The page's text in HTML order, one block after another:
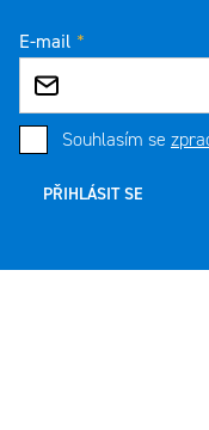
E-mail
Souhlasím se
PŘIHLÁSIT SE